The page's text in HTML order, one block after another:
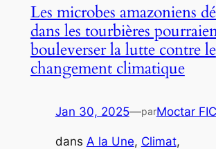
Les microbes amazoniens
dans les tourbières
bouleverser la lutte contre le
changement climatique
Jan 30, 2025—parMoctar
dans A la Une, Climat